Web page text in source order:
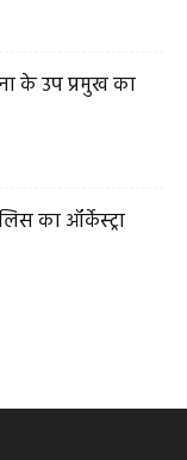
के उप प्रमुख का
का ऑर्केस्ट्रा